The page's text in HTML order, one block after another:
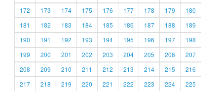
172
173 174 175 176 177 178 179
180
181
182 183 184 185 186 187 188
189
190
191 192 193 194 195 196 197
198
199
200 201 202 203 204 205 206
207
208
209 210 211 212 213 214 215
216
217
218 219 220 221 222 223 224
225